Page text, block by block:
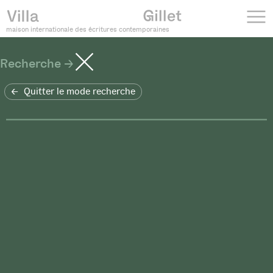
maison internationale des écritures contemporaines
Recherche
Quitter le mode recherche